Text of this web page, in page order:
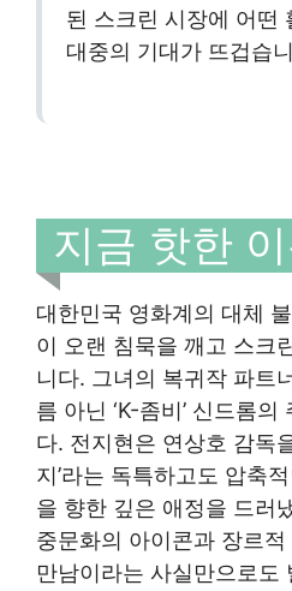
된 스크린 시장에 어떤
대중의 기대가 뜨겁습
지금 핫한
대한민국 영화계의 대체
이 오랜 침묵을 깨고 스크
니다. 그녀의 복귀작 파트
름 아닌 ‘K-좀비’ 신드롬
다. 전지현은 연상호 감독
지’라는 독특하고도 압축
을 향한 깊은 애정을 드러
중문화의 아이콘과 장르
만남이라는 사실만으로도